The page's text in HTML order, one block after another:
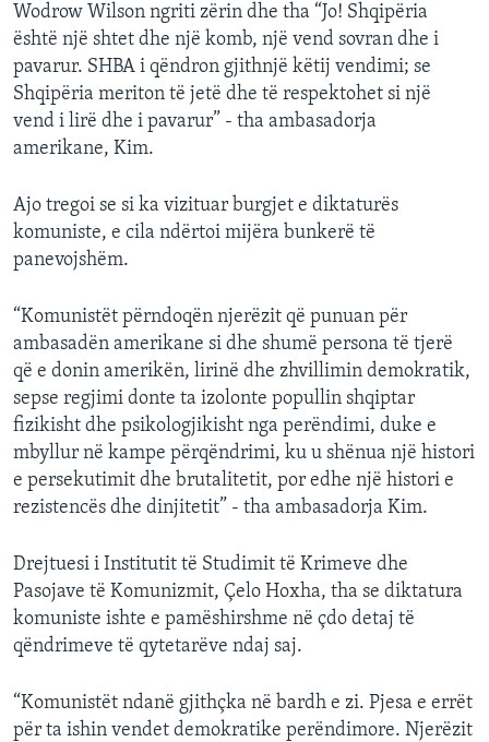
Wodrow Wilson ngriti zërin dhe tha “Jo! Shqipëria
është një shtet dhe një komb, një vend sovran dhe i
pavarur. SHBA i qëndron gjithnjë këtij vendimi; se
Shqipëria meriton të jetë dhe të respektohet si një
vend i lirë dhe i pavarur” - tha ambasadorja
amerikane, Kim.
Ajo tregoi se si ka vizituar burgjet e diktaturës
komuniste, e cila ndërtoi mijëra bunkerë të
panevojshëm.
“Komunistët përndoqën njerëzit që punuan për
ambasadën amerikane si dhe shumë persona të tjerë
që e donin amerikën, lirinë dhe zhvillimin demokratik,
sepse regjimi donte ta izolonte popullin shqiptar
fizikisht dhe psikologjikisht nga perëndimi, duke e
mbyllur në kampe përqëndrimi, ku u shënua një histori
e persekutimit dhe brutalitetit, por edhe një histori e
rezistencës dhe dinjitetit” - tha ambasadorja Kim.
Drejtuesi i Institutit të Studimit të Krimeve dhe
Pasojave të Komunizmit, Çelo Hoxha, tha se diktatura
komuniste ishte e pamëshirshme në çdo detaj të
qëndrimeve të qytetarëve ndaj saj.
“Komunistët ndanë gjithçka në bardh e zi. Pjesa e errët
për ta ishin vendet demokratike perëndimore. Njerëzit